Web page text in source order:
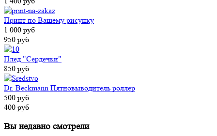
Принт по Вашему рисунку
1 000 руб
950 руб
Плед "Сердечки"
850 руб
Dr. Beckmann Пятновыводитель роллер
500 руб
400 руб
Вы недавно смотрели